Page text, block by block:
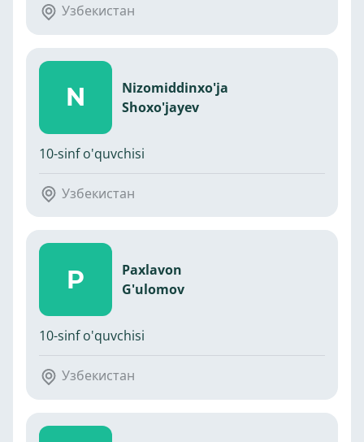
Узбекистан
N
Nizomiddinxo'ja
Shoxo'jayev
10-sinf o'quvchisi
Узбекистан
P
Paxlavon
G'ulomov
10-sinf o'quvchisi
Узбекистан